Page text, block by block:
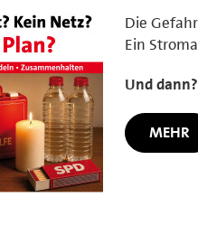
Die
Ein
Und dann?
MEHR